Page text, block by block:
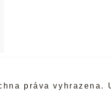
práva vyhrazena.